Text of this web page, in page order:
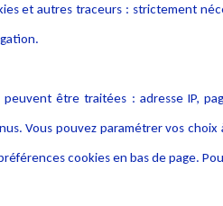
données
et autres traceurs : strictement
être traitées : adresse IP,
Vous pouvez paramétrer vos
cookies en bas de page.